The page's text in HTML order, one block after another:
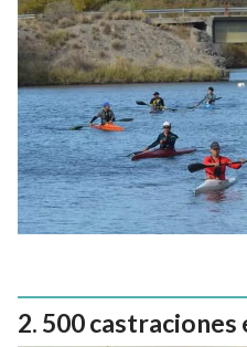
500 castraciones